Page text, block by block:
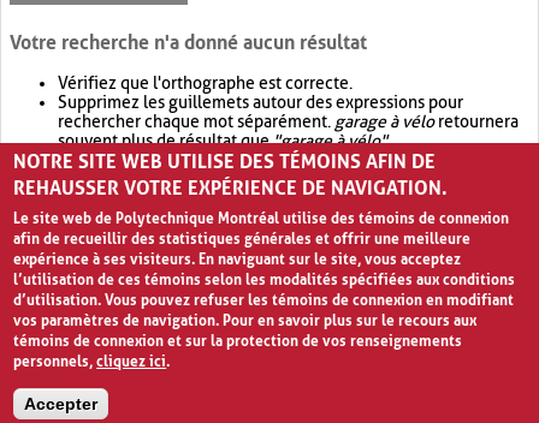
Votre recherche n'a donné aucun résultat
Vérifiez que l'orthographe est correcte.
Supprimez les guillemets autour des expressions pour
rechercher chaque mot séparément. garage à véloretournera
souvent plus de résultat que"garage à vélo".
Envisagez d'élargir votre recherche avec OR.garage OR vélo
retournera souvent plus de résultat quegarage à vélo
NOTRE SITE WEB UTILISE DES TÉMOINS AFIN DE
REHAUSSER VOTRE EXPÉRIENCE DE NAVIGATION.
Le site web de Polytechnique Montréal utilise des témoins de connexion
afin de recueillir des statistiques générales et offrir une meilleure
expérience à ses visiteurs. En naviguant sur le site, vous acceptez
l’utilisation de ces témoins selon les modalités spécifiées aux conditions
d’utilisation. Vous pouvez refuser les témoins de connexion en modifiant
vos paramètres de navigation. Pour en savoir plus sur le recours aux
témoins de connexion et sur la protection de vos renseignements
personnels,cliquez ici.
Accepter